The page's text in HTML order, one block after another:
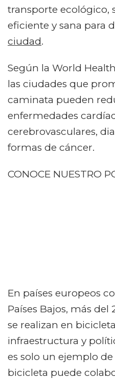
transporte ecológico,
eficiente y sana para
ciudad.
Según la World
las ciudades que
caminata pueden
enfermedades
cerebrovasculares,
formas de cáncer.
CONOCE NUESTRO
En países europeos
Países Bajos, más del
se realizan en
infraestructura y
es solo un ejemplo
bicicleta puede